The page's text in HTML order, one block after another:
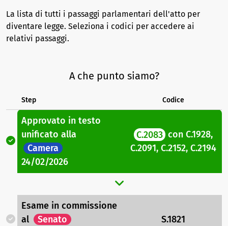
La lista di tutti i passaggi parlamentari dell'atto per
diventare legge. Seleziona i codici per accedere ai
relativi passaggi.
A che punto siamo?
Step Codice
Approvato in testo
unificato alla
Camera
24/02/2026
C.2083 conC.1928,
C.2091, C.2152, C.2194
Esame in commissione
al
Senato
S.1821